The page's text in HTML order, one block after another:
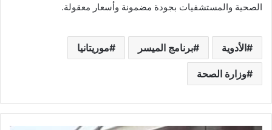
الصحية والمستشفيات بجودة مضمونة وأسعار معقولة.
الأدوية برنامج الميسر موريتانيا
وزارة الصحة